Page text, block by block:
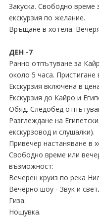
Закуска. Свободно време
екскурзия по желание.
Връщане в хотела.
ДЕН -7
Ранно отпътуване за
около 5 часа. Пристигане
Екскурзия включена в
Екскурзия до Кайро и
Обяд. Следобед
Разглеждане на
екскурзовод и слушалки).
Привечер настаняване в
Свободно време или
възможност:
Вечерен круиз по река
Вечерно шоу - Звук и
Гиза.
Нощувка.